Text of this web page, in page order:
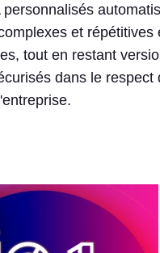
personnalisés
et répétitives
tout en restant
dans le respect